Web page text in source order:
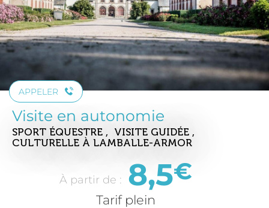
APPELER
Visite en autonomie
SPORT ÉQUESTRE , VISITE GUIDÉE ,
CULTURELLE À LAMBALLE-ARMOR
À partir de : 8,5€
Tarif plein